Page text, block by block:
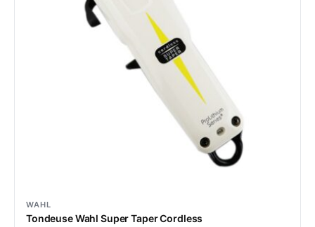
WAHL
Tondeuse Wahl Super Taper Cordless